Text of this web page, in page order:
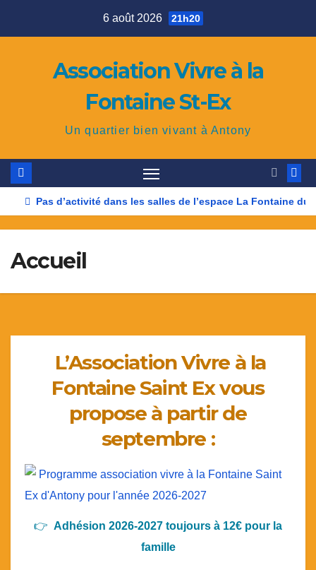
6 août 2026 21h20
Association Vivre à la
Fontaine St-Ex
Un quartier bien vivant à Antony
Pas d’activité dans les salles de l’espace La Fontaine du
Accueil
L’Association Vivre à la
Fontaine Saint Ex vous
propose à partir de
septembre :
👉 Adhésion 2026-2027 toujours à 12€ pour la
famille